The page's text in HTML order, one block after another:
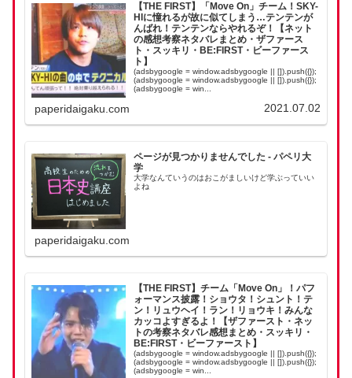
【THE FIRST】「Move On」チーム！SKY-
HIに憧れるが故に似てしまう…テンテンが
んばれ！テンテンならやれるぞ！【ネット
の感想考察ネタバレまとめ・ザファース
ト・スッキリ・BE:FIRST・ビーファース
ト】
(adsbygoogle = window.adsbygoogle || []).push({});
(adsbygoogle = window.adsbygoogle || []).push({});
(adsbygoogle = win...
paperidaigaku.com 2021.07.02
ページが見つかりませんでした - パペリ大
学
大学なんていうのはおこがましいけど学ぶっていい
よね
paperidaigaku.com
【THE FIRST】チーム「Move On」！パフ
ォーマンス披露！ショウタ！シュント！テ
ン！リュウヘイ！ラン！リョウキ！みんな
カッコよすぎるよ！【ザファースト・ネッ
トの考察ネタバレ感想まとめ・スッキリ・
BE:FIRST・ビーファースト】
(adsbygoogle = window.adsbygoogle || []).push({});
(adsbygoogle = window.adsbygoogle || []).push({});
(adsbygoogle = win...